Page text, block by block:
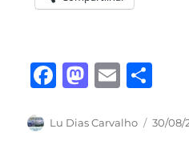
F
c
M
st
E
ai a
Autor
Lu Dias Carvalho 30/08/